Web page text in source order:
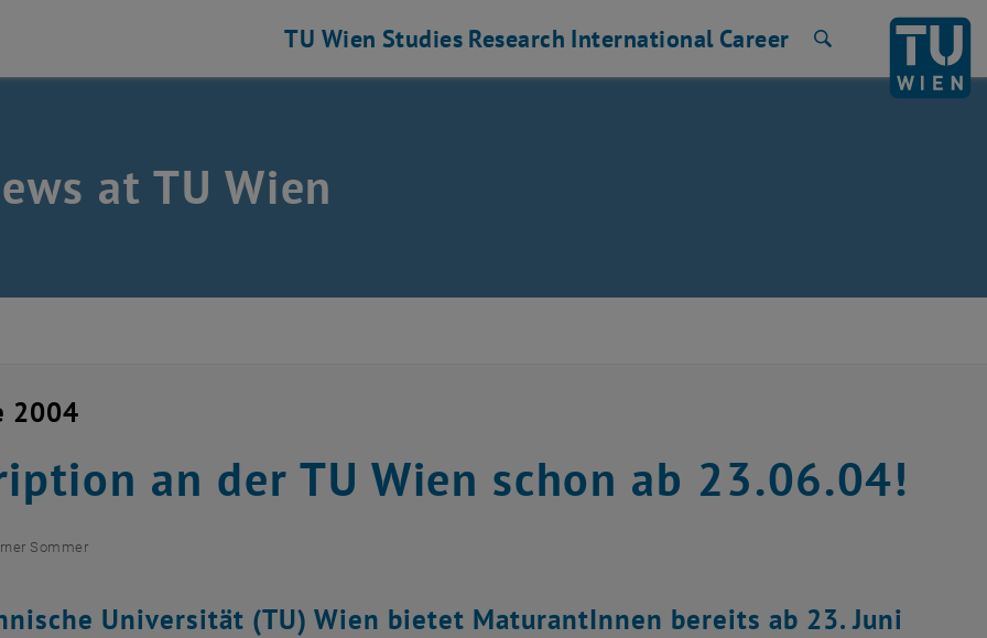
TU Wien Studies Research International Career
at TU Wien
2004
an der TU Wien schon ab 23.06.04!
Sommer
Universität (TU) Wien bietet MaturantInnen bereits ab 23. Juni